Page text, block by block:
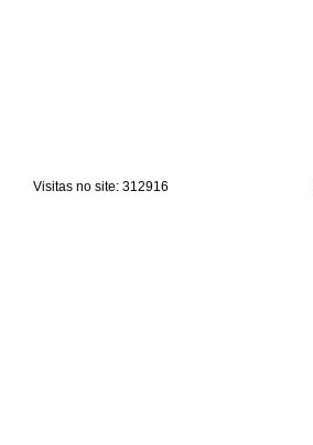
Visitas no site: 312916